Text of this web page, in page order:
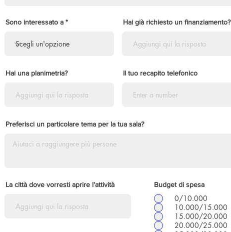
Sono interessato a Hai già richiesto un finanziamento?
Hai una planimetria? Il tuo recapito telefonico
Preferisci un particolare tema per la tua sala?
La città dove vorresti aprire l'attività Budget di spesa
0/10.000
10.000/15.000
15.000/20.000
20.000/25.000